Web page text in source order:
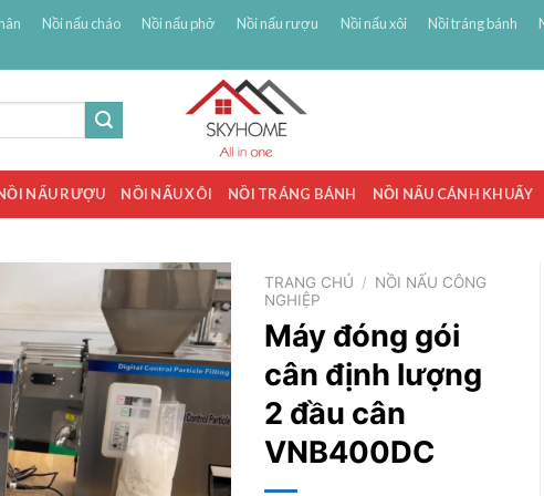
Nồi nấu cháo Nồi nấu phở Nồi nấu rượu Nồi nấu xôi Nồi tráng bánh
NẤU RƯỢU NỒI NẤU XÔI NỒI TRÁNG BÁNH NỒI NẤU CÁNH KHUẤY
TRANG CHỦ / NỒI NẤU CÔNG
NGHIỆP
Máy đóng gói
cân định lượng
2 đầu cân
VNB400DC